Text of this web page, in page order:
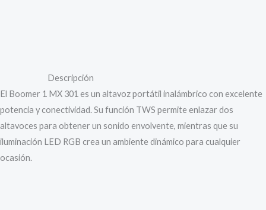
Descripción
El Boomer 1 MX 301 es un altavoz portátil inalámbrico con excelente
potencia y conectividad. Su función TWS permite enlazar dos
altavoces para obtener un sonido envolvente, mientras que su
iluminación LED RGB crea un ambiente dinámico para cualquier
ocasión.